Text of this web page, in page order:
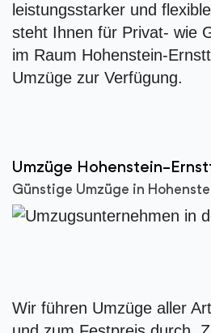
leistungsstarker und
steht Ihnen für Privat- wie
im Raum Hohenstein-
Umzüge zur Verfügung.
Umzüge Hohenstein-
Günstige Umzüge in
Wir führen Umzüge aller